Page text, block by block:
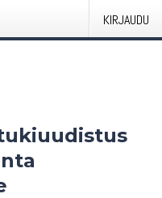
KIRJAUDU